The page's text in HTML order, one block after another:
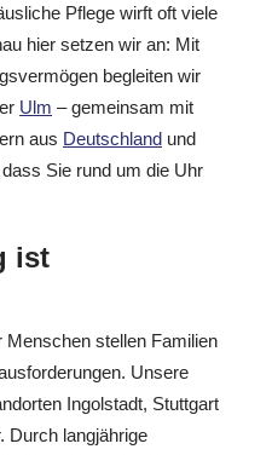
Pflege wirft oft viele
hier setzen wir an: Mit
begleiten wir
Ulm – gemeinsam mit
aus Deutschland und
Sie rund um die Uhr
ist
Menschen stellen Familien
Unsere
Ingolstadt, Stuttgart
Durch langjährige